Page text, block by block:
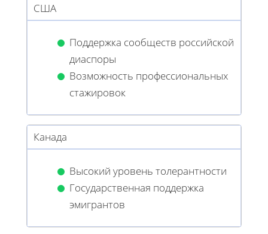
США
Поддержка сообществ российской
диаспоры
Возможность профессиональных
стажировок
Канада
Высокий уровень толерантности
Государственная поддержка
эмигрантов